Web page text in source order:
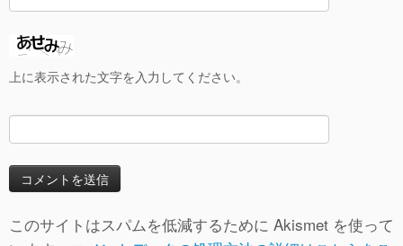
上に表示された文字を入力してください。
このサイトはスパムを低減するために Akismet を使って